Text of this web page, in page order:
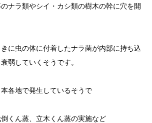
ナラ類やシイ・カシ類の樹木の幹に穴を開
に虫の体に付着したナラ菌が内部に持ち込
弱していくそうです。
各地で発生しているそうで
くん蒸、立木くん蒸の実施など